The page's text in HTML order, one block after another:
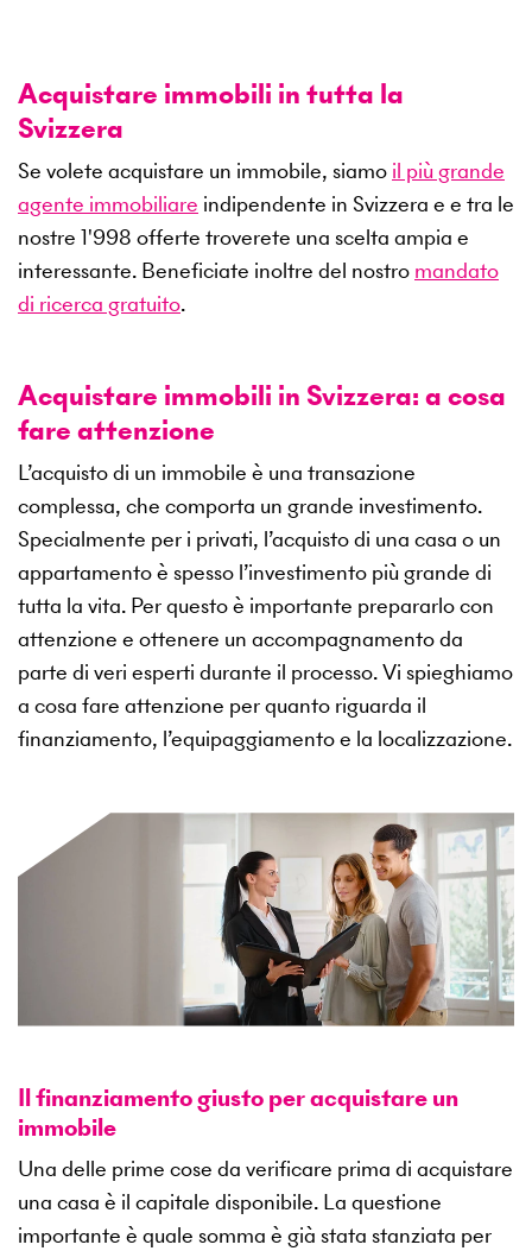
Acquistare immobili in tutta la
Svizzera
Se volete acquistare un immobile, siamo il più grande
agente immobiliare indipendente in Svizzera e e tra le
nostre 1'998 offerte troverete una scelta ampia e
interessante. Beneficiate inoltre del nostro mandato
di ricerca gratuito.
Acquistare immobili in Svizzera: a cosa
fare attenzione
L’acquisto di un immobile è una transazione
complessa, che comporta un grande investimento.
Specialmente per i privati, l’acquisto di una casa o un
appartamento è spesso l’investimento più grande di
tutta la vita. Per questo è importante prepararlo con
attenzione e ottenere un accompagnamento da
parte di veri esperti durante il processo. Vi spieghiamo
a cosa fare attenzione per quanto riguarda il
finanziamento, l’equipaggiamento e la localizzazione.
Il finanziamento giusto per acquistare un
immobile
Una delle prime cose da verificare prima di acquistare
una casa è il capitale disponibile. La questione
importante è quale somma è già stata stanziata per